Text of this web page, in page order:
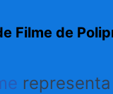
Filme de